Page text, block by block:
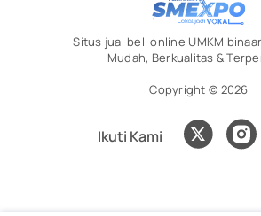
Situs jual beli online UMKM
Mudah, Berkualitas &
Copyright © 2026
Ikuti Kami